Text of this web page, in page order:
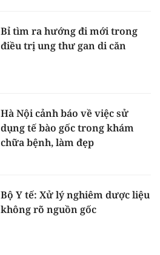
Bỉ tìm ra hướng đi mới trong
điều trị ung thư gan di căn
Hà Nội cảnh báo về việc sử
dụng tế bào gốc trong khám
chữa bệnh, làm đẹp
Bộ Y tế: Xử lý nghiêm dược liệu
không rõ nguồn gốc